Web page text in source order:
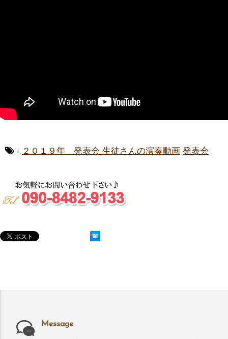
- ２０１９年 発表会 生徒さんの演奏動画 発表会
Message